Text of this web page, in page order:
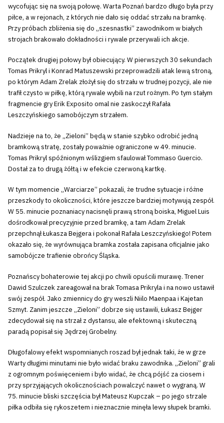
wycofując się na swoją połowę. Warta Poznań bardzo długo była przy
piłce, a w rejonach, z których nie dało się oddać strzału na bramkę.
Przy próbach zbliżenia się do „szesnastki” zawodnikom w białych
strojach brakowało dokładności i rywale przerywali ich akcje.
Początek drugiej połowy był obiecujący. W pierwszych 30 sekundach
Tomas Prikryl i Konrad Matuszewski przeprowadzili atak lewą stroną,
po którym Adam Zrelak złożył się do strzału w trudnej pozycji, ale nie
trafił czysto w piłkę, którą rywale wybili na rzut rożnym. Po tym stałym
fragmencie gry Erik Exposito omal nie zaskoczył Rafała
Leszczyńskiego samobójczym strzałem.
Nadzieje na to, że „Zieloni” będą w stanie szybko odrobić jedną
bramkową stratę, zostały poważnie ograniczone w 49. minucie.
Tomas Prikryl spóźnionym wślizgiem sfaulował Tommaso Guercio.
Dostał za to drugą żółtą i w efekcie czerwoną kartkę.
W tym momencie „Warciarze” pokazali, że trudne sytuacje i różne
przeszkody to okoliczności, które jeszcze bardziej motywują zespół.
W 55. minucie poznaniacy nacisnęli prawą stroną boiska, Miguel Luis
dośrodkował precyzyjnie przed bramkę, a tam Adam Zrelak
przepchnął Łukasza Bejgera i pokonał Rafała Leszczyńskiego! Potem
okazało się, że wyrównująca bramka została zapisana oficjalnie jako
samobójcze trafienie obrońcy Śląska.
Poznańscy bohaterowie tej akcji po chwili opuścili murawę. Trener
Dawid Szulczek zareagował na brak Tomasa Prikryla i na nowo ustawił
swój zespół. Jako zmiennicy do gry weszli Niilo Maenpaa i Kajetan
Szmyt. Zanim jeszcze „Zieloni” dobrze się ustawili, Łukasz Bejger
zdecydował się na strzał z dystansu, ale efektowną i skuteczną
paradą popisał się Jędrzej Grobelny.
Długofalowy efekt wspomnianych roszad był jednak taki, że w grze
Warty długimi minutami nie było widać braku zawodnika. „Zieloni” grali
z ogromnym poświęceniem i było widać, że chcą pójść za ciosem i
przy sprzyjających okolicznościach powalczyć nawet o wygraną. W
75. minucie bliski szczęścia był Mateusz Kupczak – po jego strzale
piłka odbiła się rykoszetem i nieznacznie minęła lewy słupek bramki.